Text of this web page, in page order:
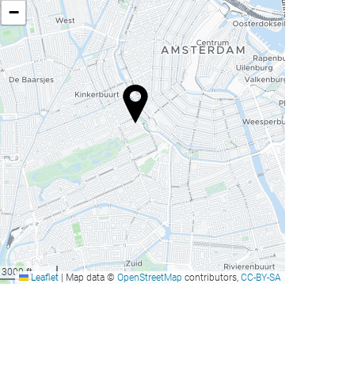
−
3000 ftLeaflet Map data © OpenStreetMap contributors, CC-BY-SA